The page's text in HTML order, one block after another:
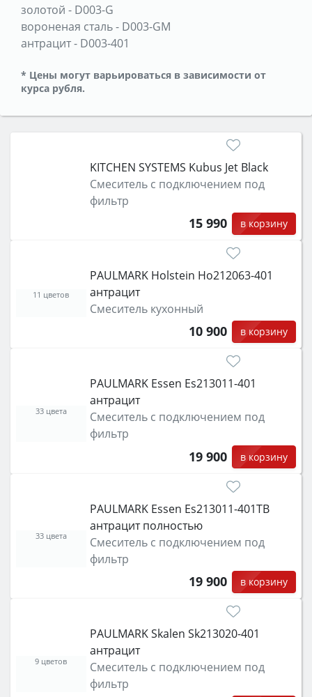
золотой - D003-G
вороненая сталь- D003-GM
антрацит- D003-401
* Цены могут варьироваться в зависимости от
курса рубля.
KITCHEN SYSTEMS Kubus Jet Black
Смеситель с подключением под
фильтр
15 990 в корзину
PAULMARK Holstein Ho212063-401
антрацит
Смеситель кухонный
10 900 в корзину
11 цветов
PAULMARK Essen Es213011-401
антрацит
Смеситель с подключением под
фильтр
19 900 в корзину
33 цвета
PAULMARK Essen Es213011-401TB
антрацит полностью
Смеситель с подключением под
фильтр
19 900 в корзину
33 цвета
PAULMARK Skalen Sk213020-401
антрацит
Смеситель с подключением под
фильтр
9 цветов